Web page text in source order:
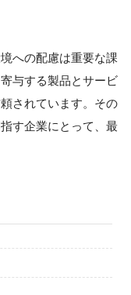
への配慮は重要な課
与する製品とサービ
されています。その
す企業にとって、最